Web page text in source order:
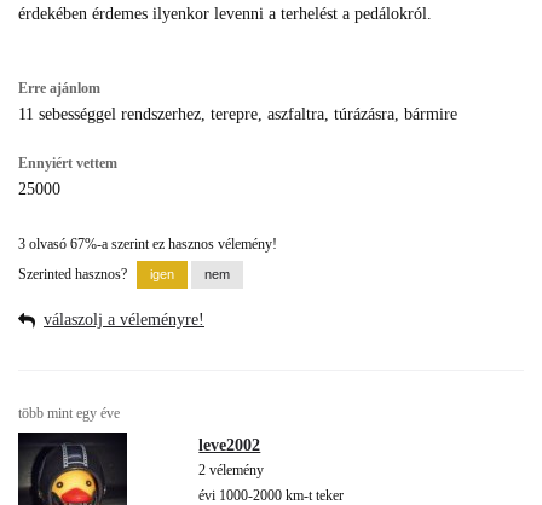
érdekében érdemes ilyenkor levenni a terhelést a pedálokról.
Erre ajánlom
11 sebességgel rendszerhez, terepre, aszfaltra, túrázásra, bármire
Ennyiért vettem
25000
3 olvasó 67%-a szerint ez hasznos vélemény!
Szerinted hasznos?
válaszolj a véleményre!
több mint egy éve
leve2002
2 vélemény
évi 1000-2000 km-t teker